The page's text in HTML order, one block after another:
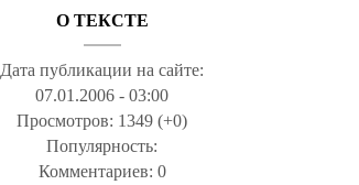
О ТЕКСТЕ
Дата публикации на сайте:
07.01.2006 - 03:00
Просмотров: 1349 (+0)
Популярность:
Комментариев: 0